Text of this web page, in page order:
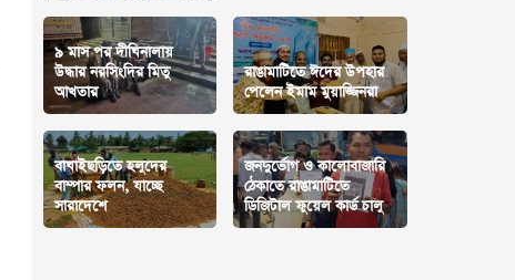
৯ মাস পর দীঘিনালায়
উদ্ধার নরসিংদির মিতু
আখতার
রাঙামাটিতে ঈদের উপহার
পেলেন ইমাম মুয়াজ্জিনরা
বাঘাইছড়িতে হলুদের
বাম্পার ফলন, যাচ্ছে
সারাদেশে
জনদুর্ভোগ ও কালোবাজারি
ঠেকাতে রাঙামাটিতে
ডিজিটাল ফুয়েল কার্ড চালু